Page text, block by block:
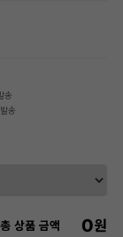
송
송
총 상품 금액 0원